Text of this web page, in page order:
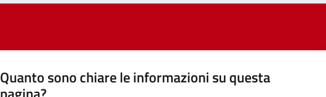
Quanto sono chiare le informazioni su questa